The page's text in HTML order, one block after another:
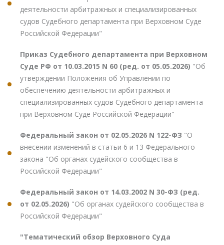
деятельности арбитражных и специализированных
судов Судебного департамента при Верховном Суде
Российской Федерации"
Приказ Судебного департамента при Верховном
Суде РФ от 10.03.2015 N 60 (ред. от 05.05.2026) "Об
утверждении Положения об Управлении по
обеспечению деятельности арбитражных и
специализированных судов Судебного департамента
при Верховном Суде Российской Федерации"
Федеральный закон от 02.05.2026 N 122-ФЗ "О
внесении изменений в статьи 6 и 13 Федерального
закона "Об органах судейского сообщества в
Российской Федерации"
Федеральный закон от 14.03.2002 N 30-ФЗ (ред.
от 02.05.2026) "Об органах судейского сообщества в
Российской Федерации"
"Тематический обзор Верховного Суда